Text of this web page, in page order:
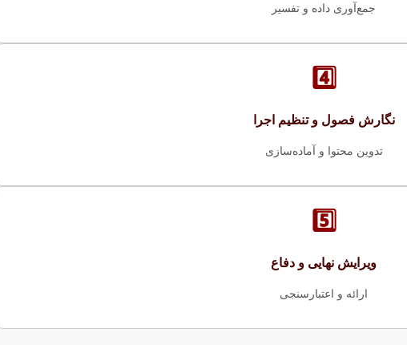
جمع‌آوری داده و تفسیر
4️⃣
نگارش فصول و تنظیم اجرا
تدوین محتوا و آماده‌سازی
5️⃣
ویرایش نهایی و دفاع
ارائه و اعتبارسنجی